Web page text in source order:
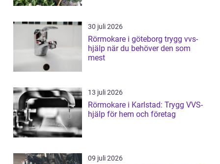
30 juli 2026
Rörmokare i göteborg trygg vvs-
hjälp när du behöver den som
mest
13 juli 2026
Rörmokare i Karlstad: Trygg VVS-
hjälp för hem och företag
09 juli 2026